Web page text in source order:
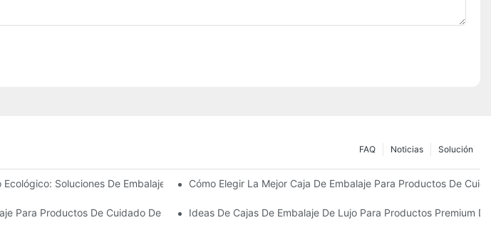
Solución
Noticias
FAQ
Soluciones De Embalaje SosteniblesCómo Elegir La Mejor Caja De Embalaje Para Productos De
Para Productos De Cuidado De La Piel Personalizados Que Fomentan La Fidelidad A La Marca
Ideas De Cajas De Embalaje De Lujo Para Productos Premium